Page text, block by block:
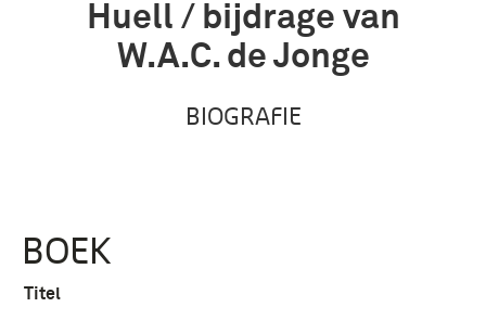
Huell / bijdrage van
W.A.C. de Jonge
BIOGRAFIE
BOEK
Titel